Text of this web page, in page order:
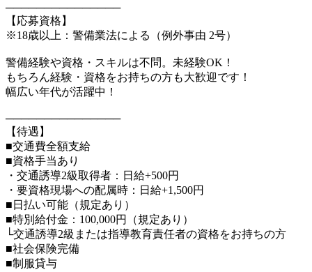
───────────────
【応募資格】
※18歳以上：警備業法による（例外事由 2号）
警備経験や資格・スキルは不問。未経験OK！
もちろん経験・資格をお持ちの方も大歓迎です！
幅広い年代が活躍中！
───────────────
【待遇】
■交通費全額支給
■資格手当あり
・交通誘導2級取得者：日給+500円
・要資格現場への配属時：日給+1,500円
■日払い可能（規定あり）
■特別給付金：100,000円（規定あり）
└交通誘導2級または指導教育責任者の資格をお持ちの方
■社会保険完備
■制服貸与